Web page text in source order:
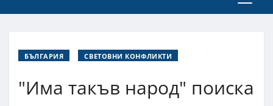
БЪЛГАРИЯ СВЕТОВНИ КОНФЛИКТИ
"Има такъв народ" поиска